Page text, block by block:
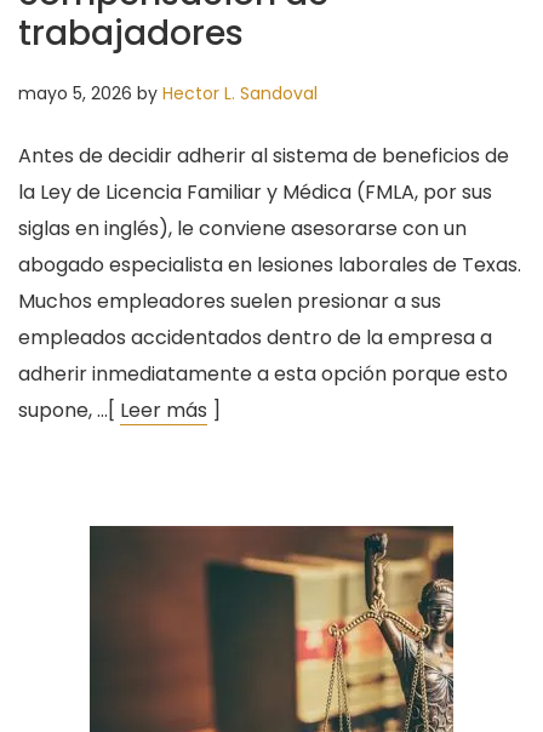
trabajadores
mayo 5, 2026 by Hector L. Sandoval
Antes de decidir adherir al sistema de beneficios de
la Ley de Licencia Familiar y Médica (FMLA, por sus
siglas en inglés), le conviene asesorarse con un
abogado especialista en lesiones laborales de Texas.
Muchos empleadores suelen presionar a sus
empleados accidentados dentro de la empresa a
adherir inmediatamente a esta opción porque esto
supone, …[ Leer más ]